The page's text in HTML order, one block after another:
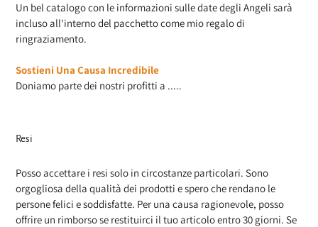
Un bel catalogo con le informazioni sulle date degli Angeli sarà
incluso all'interno del pacchetto come mio regalo di
ringraziamento.
Sostieni Una Causa Incredibile
Doniamo parte dei nostri profitti a .....
Resi
Posso accettare i resi solo in circostanze particolari. Sono
orgogliosa della qualità dei prodotti e spero che rendano le
persone felici e soddisfatte. Per una causa ragionevole, posso
offrire un rimborso se restituirci il tuo articolo entro 30 giorni. Se